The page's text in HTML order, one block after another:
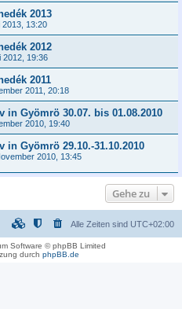
2013
2013, 13:20
2012
2012, 19:36
2011
2011, 20:18
in Gyömrö 30.07. bis 01.08.2010
2010, 19:40
in Gyömrö 29.10.-31.10.2010
2010, 13:45
Gehe zu
Alle Zeiten sind UTC+02:00
Software © phpBB Limited
durch phpBB.de